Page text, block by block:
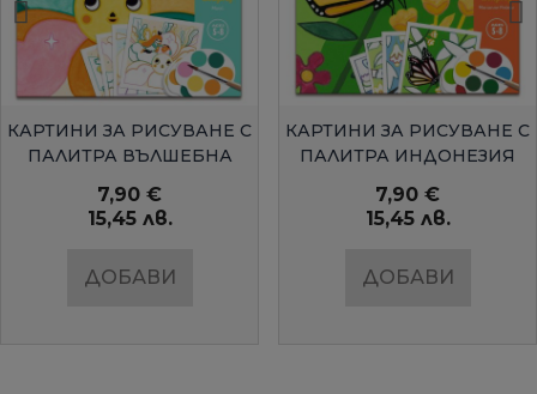
БЪРЗ ПРЕГЛЕД
КАРТИНИ ЗА РИСУВАНЕ С
ПАЛИТРА ВЪЛШЕБНА
7,90 €
15,45 лв.
ДОБАВИ
БЪРЗ ПРЕГЛЕД
КАРТИНИ ЗА РИСУВАНЕ С
ПАЛИТРА ИНДОНЕЗИЯ
7,90 €
15,45 лв.
ДОБАВИ